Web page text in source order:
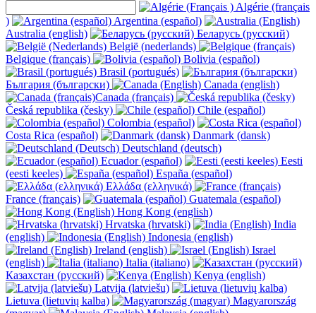
Algérie (français
)
Argentina (español)
Australia (english)
Беларусь (русский)
België (nederlands)
Belgique (français)
Bolivia (español)
Brasil (portugués)
България (български)
Canada (english)
Canada (français)
Česká republika (česky)
Chile (español)
Colombia (español)
Costa Rica (español)
Danmark (dansk)
Deutschland (deutsch)
Ecuador (español)
Eesti
(eesti keeles)
España (español)
Ελλάδα (ελληνικά)
France (français)
Guatemala (español)
Hong Kong (english)
Hrvatska (hrvatski)
India
(english)
Indonesia (english)
Ireland (english)
Israel
(english)
Italia (italiano)
Казахстан (русский)
Kenya (english)
Latvija (latviešu)
Lietuva (lietuvių kalba)
Magyarország